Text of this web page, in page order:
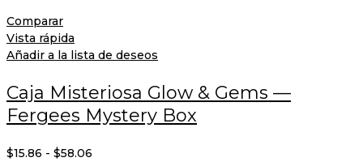
Comparar
Vista rápida
Añadir a la lista de deseos
Caja Misteriosa Glow & Gems —
Fergees Mystery Box
$15.86 - $58.06